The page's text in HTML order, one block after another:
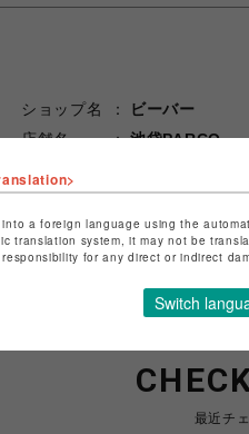
ショップ名
ビーバー
店舗名
池袋PARCO
特定商取引法など法令に基づく
最近チ
a foreign language using the
translation system, it may not be
for any direct or indirect
Switch